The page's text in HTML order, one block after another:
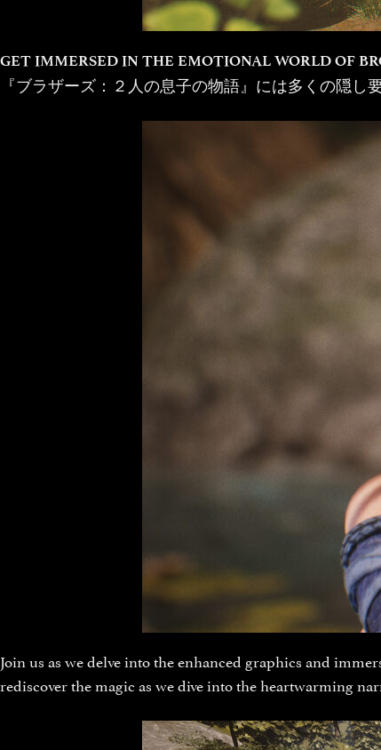
GET IMMERSED IN THE EMOTIONAL WORLD OF
『ブラザーズ：２人の息子の物語』には多くの隠
Join us as we delve into the enhanced graphics and
rediscover the magic as we dive into the heartwarming